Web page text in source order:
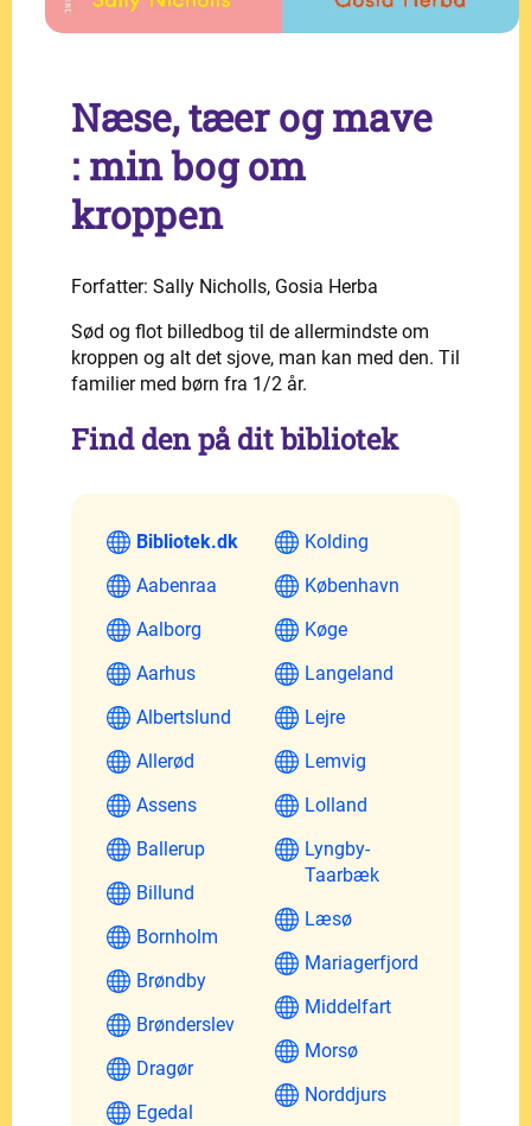
Næse, tæer og mave
: min bog om
kroppen
Forfatter: Sally Nicholls, Gosia Herba
Sød og flot billedbog til de allermindste om
kroppen og alt det sjove, man kan med den. Til
familier med børn fra 1/2 år.
Find den på dit bibliotek
Bibliotek.dk
Aabenraa
Aalborg
Aarhus
Albertslund
Allerød
Assens
Ballerup
Billund
Bornholm
Brøndby
Brønderslev
Dragør
Egedal
Kolding
København
Køge
Langeland
Lejre
Lemvig
Lolland
Lyngby-
Taarbæk
Læsø
Mariagerfjord
Middelfart
Morsø
Norddjurs